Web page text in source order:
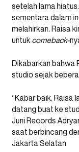
setelah lama
sementara dalam
melahirkan. Raisa
untuk comeback-
Dikabarkan bahwa
studio sejak
“Kabar baik, Raisa
datang buat ke
Juni Records
saat berbincang
Jakarta Selatan